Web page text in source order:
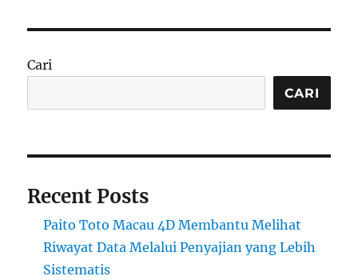
Cari
CARI
Recent Posts
Paito Toto Macau 4D Membantu Melihat
Riwayat Data Melalui Penyajian yang Lebih
Sistematis